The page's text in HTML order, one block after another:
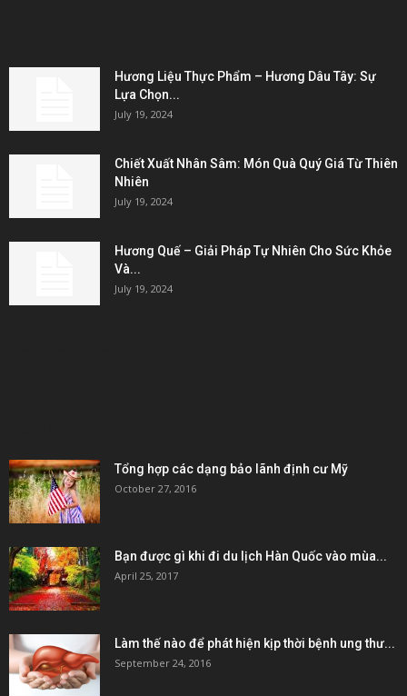
Hương Liệu Thực Phẩm – Hương Dâu Tây: Sự
Lựa Chọn...
July 19, 2024
Chiết Xuất Nhân Sâm: Món Quà Quý Giá Từ Thiên
Nhiên
July 19, 2024
Hương Quế – Giải Pháp Tự Nhiên Cho Sức Khỏe
Và...
July 19, 2024
Tổng hợp các dạng bảo lãnh định cư Mỹ
October 27, 2016
Bạn được gì khi đi du lịch Hàn Quốc vào mùa...
April 25, 2017
Làm thế nào để phát hiện kịp thời bệnh ung thư...
September 24, 2016